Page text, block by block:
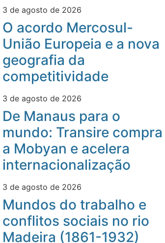
3 de agosto de 2026
O acordo Mercosul-
União Europeia e a nova
geografia da
competitividade
3 de agosto de 2026
De Manaus para o
mundo: Transire compra
a Mobyan e acelera
internacionalização
3 de agosto de 2026
Mundos do trabalho e
conflitos sociais no rio
Madeira (1861-1932)